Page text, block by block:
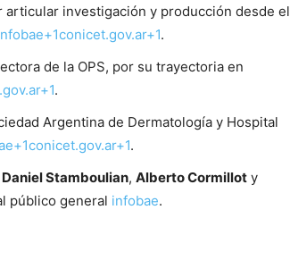
articular investigación y producción desde el
.
de la OPS, por su trayectoria en
.
Argentina de Dermatología y Hospital
.
Daniel Stamboulian, Alberto Cormillot y
público general infobae.